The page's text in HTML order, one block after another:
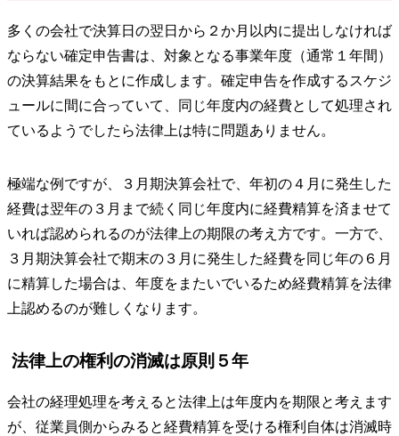
多くの会社で決算日の翌日から２か月以内に提出しなければ
ならない確定申告書は、対象となる事業年度（通常１年間）
の決算結果をもとに作成します。確定申告を作成するスケジ
ュールに間に合っていて、同じ年度内の経費として処理され
ているようでしたら法律上は特に問題ありません。
極端な例ですが、３月期決算会社で、年初の４月に発生した
経費は翌年の３月まで続く同じ年度内に経費精算を済ませて
いれば認められるのが法律上の期限の考え方です。一方で、
３月期決算会社で期末の３月に発生した経費を同じ年の６月
に精算した場合は、年度をまたいでいるため経費精算を法律
上認めるのが難しくなります。
法律上の権利の消滅は原則５年
会社の経理処理を考えると法律上は年度内を期限と考えます
が、従業員側からみると経費精算を受ける権利自体は消滅時